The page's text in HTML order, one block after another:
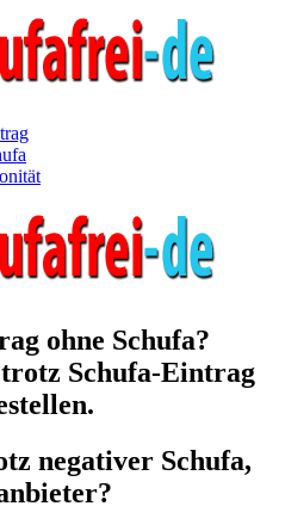
ohne Schufa?
Schufa-Eintrag
negativer Schufa,